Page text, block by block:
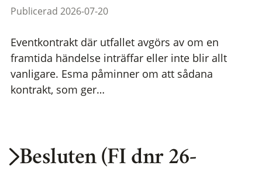
Publicerad 2026-07-20
Eventkontrakt där utfallet avgörs av om en
framtida händelse inträffar eller inte blir allt
vanligare. Esma påminner om att sådana
kontrakt, som ger…
Besluten (FI dnr 26-